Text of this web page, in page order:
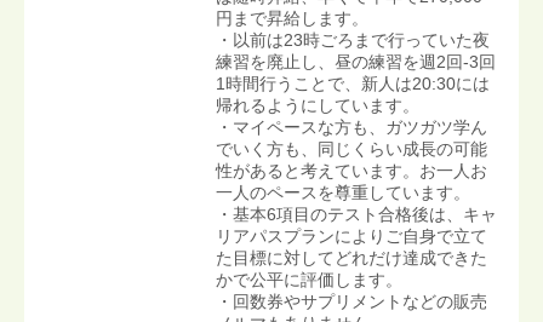
円まで昇給します。
・以前は23時ごろまで行っていた夜
練習を廃止し、昼の練習を週2回-3回
1時間行うことで、新人は20:30には
帰れるようにしています。
・マイペースな方も、ガツガツ学ん
でいく方も、同じくらい成長の可能
性があると考えています。お一人お
一人のペースを尊重しています。
・基本6項目のテスト合格後は、キャ
リアパスプランによりご自身で立て
た目標に対してどれだけ達成できた
かで公平に評価します。
・回数券やサプリメントなどの販売